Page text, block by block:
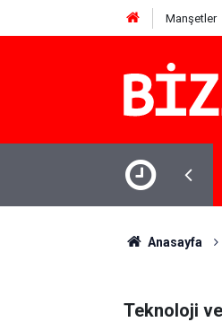
Manşetler
Çerçeve Yasa olumlu adım,
Anasayfa
Teknoloji